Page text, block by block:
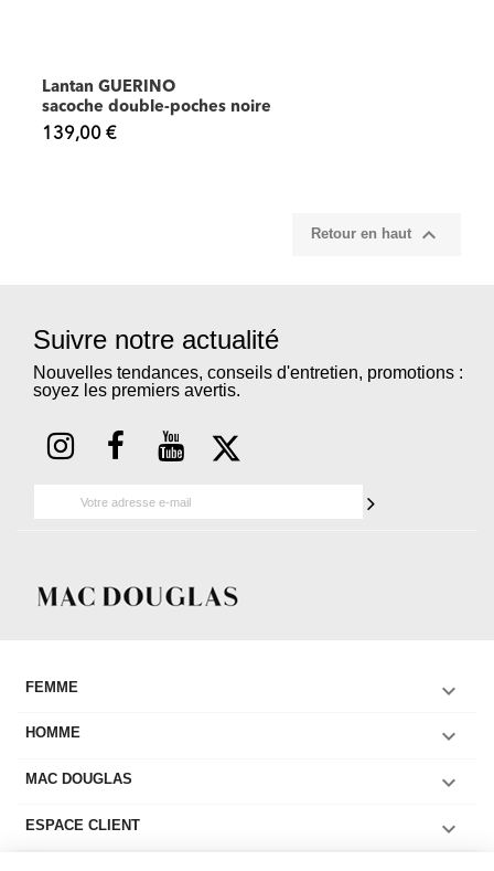
Lantan GUERINO
sacoche double-poches noire
139,00 €
Retour en haut 
Suivre notre actualité
Nouvelles tendances, conseils d'entretien, promotions :
soyez les premiers avertis.
FEMME 
HOMME 
MAC DOUGLAS 
ESPACE CLIENT 